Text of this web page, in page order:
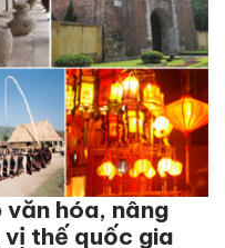
hóa, nâng
vị thế quốc gia